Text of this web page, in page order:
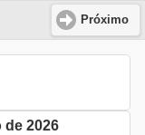
Próximo
de 2026